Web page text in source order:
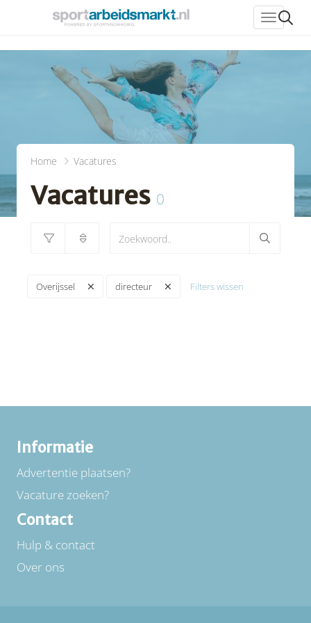
Home Vacatures
Vacatures 0
Overijssel directeur Filters wissen
Informatie
Advertentie plaatsen?
Vacature zoeken?
Contact
Hulp & contact
Over ons